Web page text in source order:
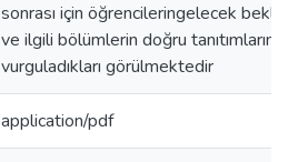
sonrası için öğrencileringelecek
ve ilgili bölümlerin doğru
vurguladıkları görülmektedir
application/pdf